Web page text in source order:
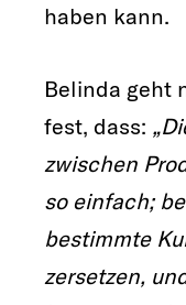
haben kann.
Belinda geht
fest, dass:
zwischen
so einfach;
bestimmte
zersetzen,